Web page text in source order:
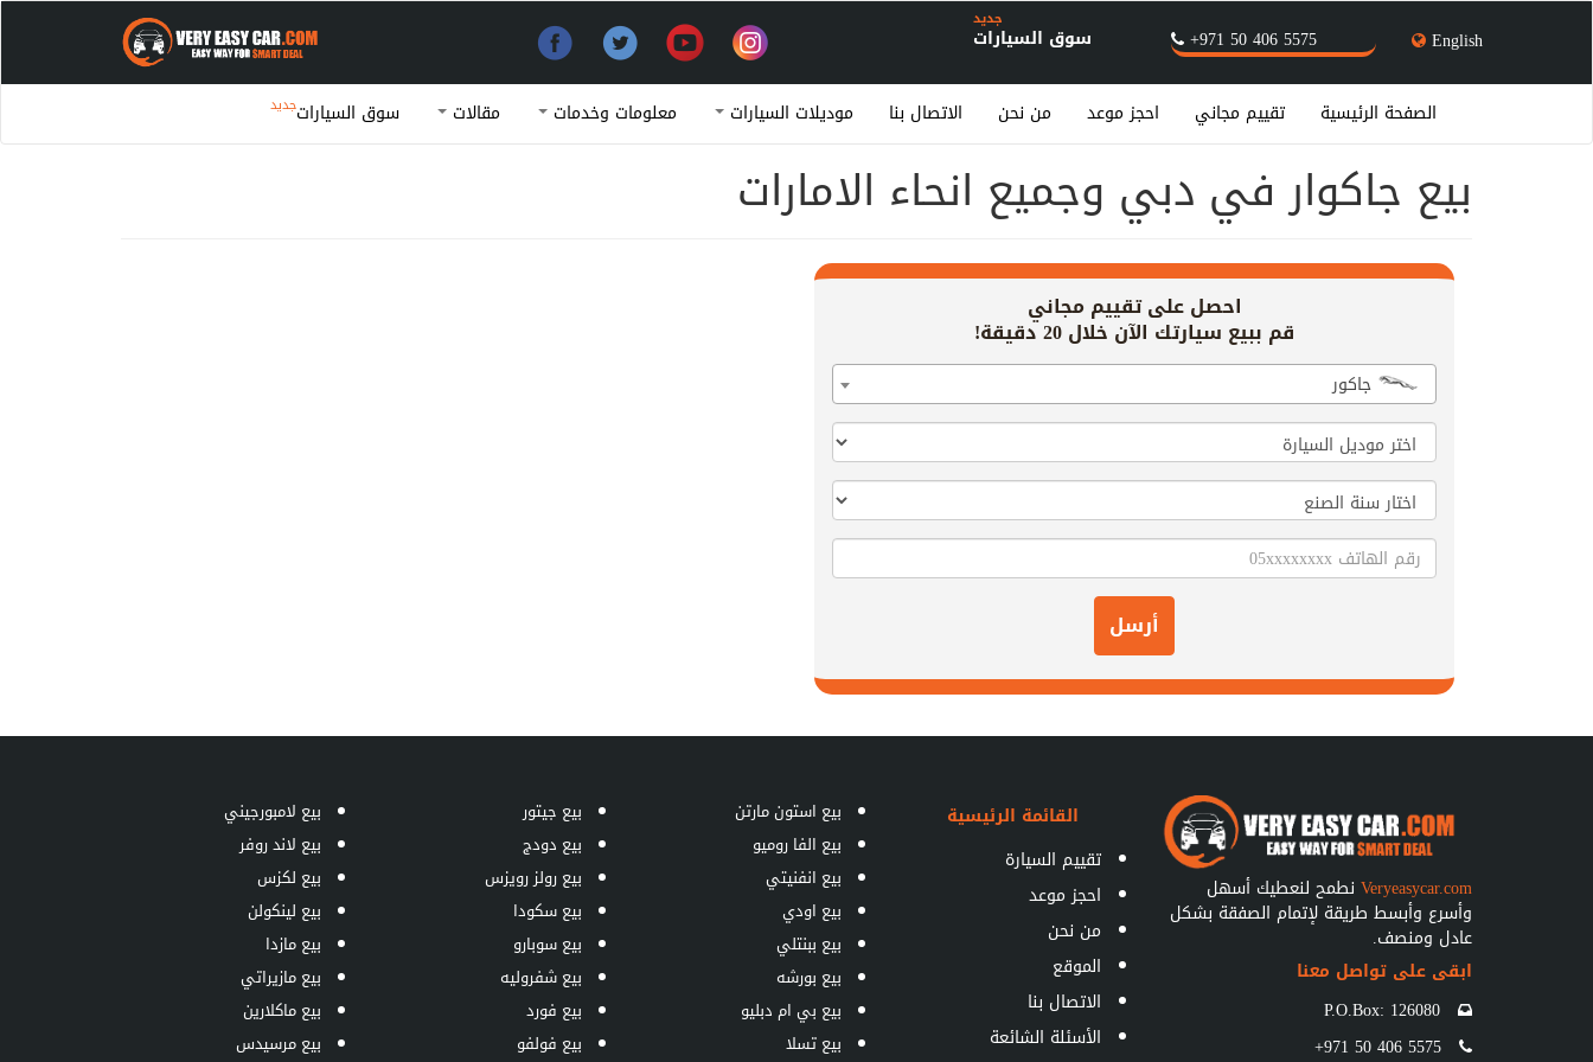
English
+971 50 406 5575 سوق السيارات
جديد
الصفحة الرئيسية تقييم مجاني احجز موعد من نحن الاتصال بنا موديلات السيارات معلومات وخدمات مقالات سوق السياراتجديد
بيع جاكوار في دبي وجميع انحاء الامارات
احصل على تقييم مجاني
قم ببيع سيارتك الآن خلال 20 دقيقة!
جاكور
أرسل
Veryeasycar.com نطمح لنعطيك أسهل
وأسرع وأبسط طريقة لإتمام الصفقة بشكل
عادل ومنصف.
ابقى على تواصل معنا
P.O.Box: 126080
+971 50 406 5575
القائمة الرئيسية
تقييم السيارة
احجز موعد
من نحن
الموقع
الاتصال بنا
الأسئلة الشائعة
بيع استون مارتن
بيع الفا روميو
بيع انفنيتي
بيع اودي
بيع ببنتلي
بيع بورشه
بيع بي ام دبليو
بيع تسلا
بيع جيتور
بيع دودج
بيع رولز رويزس
بيع سكودا
بيع سوبارو
بيع شفروليه
بيع فورد
بيع فولفو
بيع لامبورجيني
بيع لاند روفر
بيع لكزس
بيع لينكولن
بيع مازدا
بيع مازيراتي
بيع ماكلارين
بيع مرسيدس